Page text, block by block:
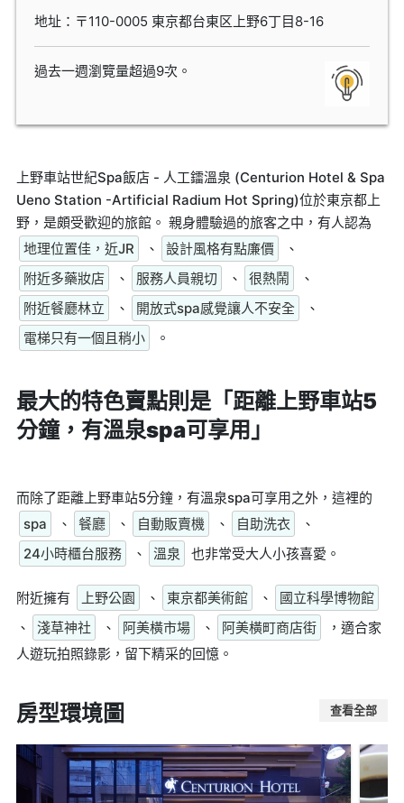
地址：〒110-0005 東京都台東区上野6丁目8-16
過去一週瀏覽量超過9次。
上野車站世紀Spa飯店 - 人工鐳溫泉 (Centurion Hotel & Spa
Ueno Station -Artificial Radium Hot Spring)位於東京都上
野，是頗受歡迎的旅館。 親身體驗過的旅客之中，有人認為
地理位置佳，近JR
、 設計風格有點廉價
、
附近多藥妝店
、 服務人員親切 、 很熱鬧
、
附近餐廳林立
、 開放式spa感覺讓人不安全
、
電梯只有一個且稍小
。
最大的特色賣點則是「距離上野車站5
分鐘，有溫泉spa可享用」
而除了距離上野車站5分鐘，有溫泉spa可享用之外，這裡的
spa
、 餐廳 、 自動販賣機 、 自助洗衣
、
24小時櫃台服務
、 溫泉 也非常受大人小孩喜愛。
附近擁有 上野公園 、 東京都美術館 、
國立科學博物館
、
淺草神社 、 阿美橫市場 、 阿美橫町商店街
，適合家
人遊玩拍照錄影，留下精采的回憶。
房型環境圖 查看全部